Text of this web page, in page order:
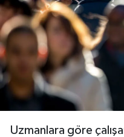
Uzmanlara göre